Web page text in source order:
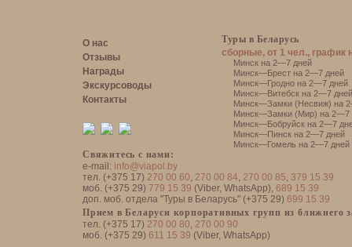
О нас
Отзывы
Награды
Экскурсоводы
Контакты
Свяжитесь с нами:
e-mail: info@viapol.by
тел. (+375 17) 270 00 60, 270 00 84, 270 00 85, 379 15 39
моб. (+375 29) 779 15 39 (Viber, WhatsApp), 689 15 39
доп. моб. отдела "Туры в Беларусь" (+375 29) 699 15 39
Прием в Беларуси корпоративных групп из ближнего
тел. (+375 17) 270 00 80, 270 00 90
моб. (+375 29) 611 15 39 (Viber, WhatsApp)
Туры в Беларусь
сборные, от 1 чел., график
Минск на 2—7 дней
Минск—Брест на 2—7 дней
Минск—Гродно на 2—7 дней
Минск—Витебск на 2—7 дней
Минск—Замки (Несвиж) на
Минск—Замки (Мир) на 2—7
Минск—Бобруйск на 2—7
Минск—Пинск на 2—7 дней
Минск—Гомель на 2—7 дней